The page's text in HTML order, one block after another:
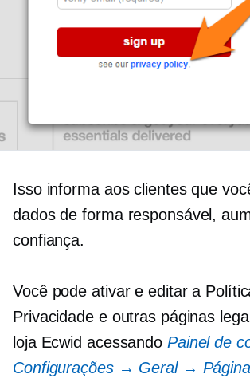
Isso informa aos clientes que
dados de forma responsável,
confiança.
Você pode ativar e editar a
Privacidade e outras páginas
loja Ecwid acessando Painel de
Configurações → Geral →